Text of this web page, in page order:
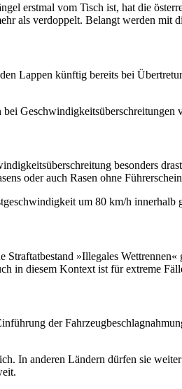
erstmal vom Tisch ist, hat die
verdoppelt. Belangt werden mit
Lappen künftig bereits bei
Geschwindigkeitsüberschreitungen
besonders
oder auch Rasen ohne
um 80 km/h innerhalb
»Illegales
in diesem Kontext ist für extreme
der
In anderen Ländern dürfen sie